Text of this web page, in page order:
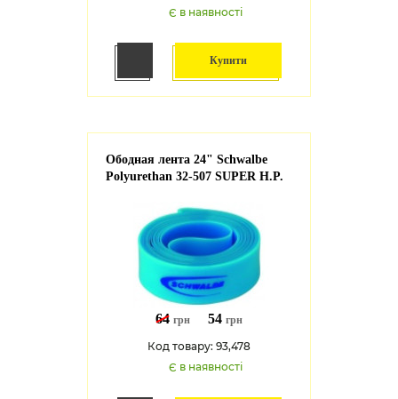
Є в наявності
Купити
Ободная лента 24" Schwalbe
Polyurethan 32-507 SUPER H.P.
64 грн 54 грн
Код товару: 93,478
Є в наявності